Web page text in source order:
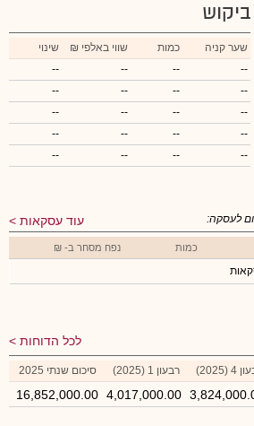
ביקוש
שער קניה כמות ₪ שווי באלפי
שינוי
--
--
--
--
--
--
--
--
--
--
--
--
--
--
--
--
--
--
--
--
עוד עסקאות לעסקה:
כמות נפח מסחר ב- ₪
לכל הדוחות
(2025) רבעון 1 (2025) סיכום שנתי 2025
4,017,000.00
16,852,000.00